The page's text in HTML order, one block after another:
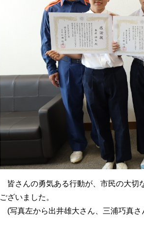
皆さんの勇気ある行動が、市民の大切
ございました。
(写真左から出井雄大さん、三浦巧真